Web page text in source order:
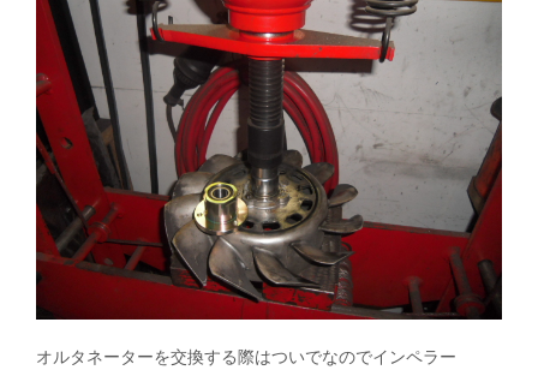
オルタネーターを交換する際はついでなのでインペラー